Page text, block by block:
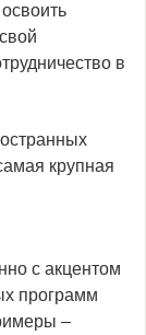
в
крупная
с акцентом
программ
–